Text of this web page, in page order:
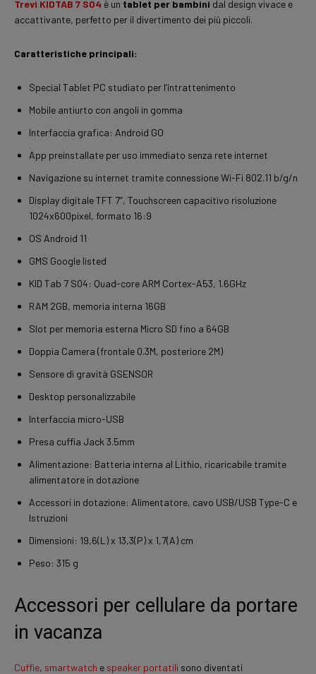
Trevi KIDTAB 7 S04 è un tablet per bambini dal design vivace e
accattivante, perfetto per il divertimento dei più piccoli.
Caratteristiche principali:
Special Tablet PC studiato per l’intrattenimento
Mobile antiurto con angoli in gomma
Interfaccia grafica: Android GO
App preinstallate per uso immediato senza rete internet
Navigazione su internet tramite connessione Wi-Fi 802.11 b/g/n
Display digitale TFT 7”, Touchscreen capacitivo risoluzione
1024x600pixel, formato 16:9
OS Android 11
GMS Google listed
KID Tab 7 S04: Quad-core ARM Cortex-A53, 1.6GHz
RAM 2GB, memoria interna 16GB
Slot per memoria esterna Micro SD fino a 64GB
Doppia Camera (frontale 0.3M, posteriore 2M)
Sensore di gravità GSENSOR
Desktop personalizzabile
Interfaccia micro-USB
Presa cuffia Jack 3.5mm
Alimentazione: Batteria interna al Lithio, ricaricabile tramite
alimentatore in dotazione
Accessori in dotazione: Alimentatore, cavo USB/USB Type-C e
Istruzioni
Dimensioni: 19,6(L) x 13,3(P) x 1,7(A) cm
Peso: 315 g
Accessori per cellulare da portare
in vacanza
Cuffie, smartwatch e speaker portatili sono diventati